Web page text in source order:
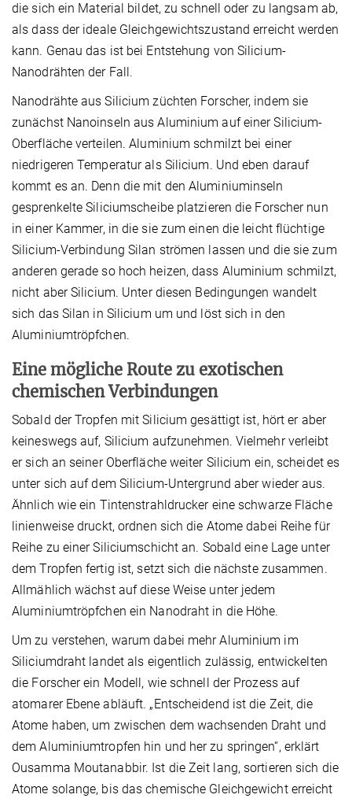
die sich ein Material bildet, zu schnell oder zu langsam ab,
als dass der ideale Gleichgewichtszustand erreicht werden
kann. Genau das ist bei Entstehung von Silicium-
Nanodrähten der Fall.
Nanodrähte aus Silicium züchten Forscher, indem sie
zunächst Nanoinseln aus Aluminium auf einer Silicium-
Oberfläche verteilen. Aluminium schmilzt bei einer
niedrigeren Temperatur als Silicium. Und eben darauf
kommt es an. Denn die mit den Aluminiuminseln
gesprenkelte Siliciumscheibe platzieren die Forscher nun
in einer Kammer, in die sie zum einen die leicht flüchtige
Silicium-Verbindung Silan strömen lassen und die sie zum
anderen gerade so hoch heizen, dass Aluminium schmilzt,
nicht aber Silicium. Unter diesen Bedingungen wandelt
sich das Silan in Silicium um und löst sich in den
Aluminiumtröpfchen.
Eine mögliche Route zu exotischen
chemischen Verbindungen
Sobald der Tropfen mit Silicium gesättigt ist, hört er aber
keineswegs auf, Silicium aufzunehmen. Vielmehr verleibt
er sich an seiner Oberfläche weiter Silicium ein, scheidet es
unter sich auf dem Silicium-Untergrund aber wieder aus.
Ähnlich wie ein Tintenstrahldrucker eine schwarze Fläche
linienweise druckt, ordnen sich die Atome dabei Reihe für
Reihe zu einer Siliciumschicht an. Sobald eine Lage unter
dem Tropfen fertig ist, setzt sich die nächste zusammen.
Allmählich wächst auf diese Weise unter jedem
Aluminiumtröpfchen ein Nanodraht in die Höhe.
Um zu verstehen, warum dabei mehr Aluminium im
Siliciumdraht landet als eigentlich zulässig, entwickelten
die Forscher ein Modell, wie schnell der Prozess auf
atomarer Ebene abläuft. „Entscheidend ist die Zeit, die
Atome haben, um zwischen dem wachsenden Draht und
dem Aluminiumtropfen hin und her zu springen“, erklärt
Ousamma Moutanabbir. Ist die Zeit lang, sortieren sich die
Atome solange, bis das chemische Gleichgewicht erreicht